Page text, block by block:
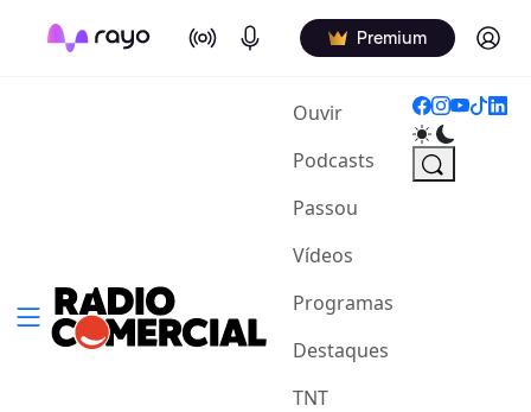
On Air Podcasts Premium Log in
Ouvir(current)
Podcasts
Passou
Vídeos
Programas
Destaques
TNT